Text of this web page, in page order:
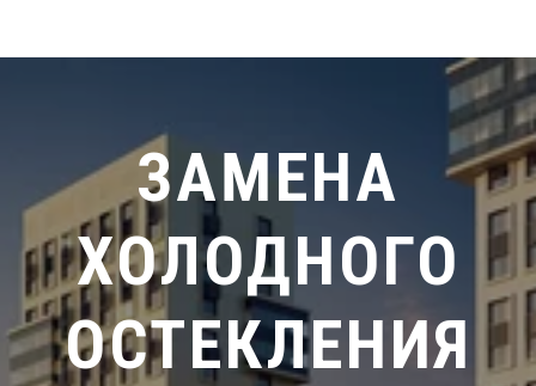
ЗАМЕНА
ХОЛОДНОГО
ОСТЕКЛЕНИЯ